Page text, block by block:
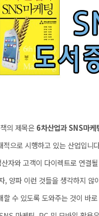
의 제목은 6차산업과 SNS마케
으로 시행하고 있는 산업입
자와 고객이 다이렉트로 연결
, 양파 이런 것들을 생각하지
할 수 있도록 도와주는 것이 바